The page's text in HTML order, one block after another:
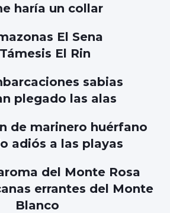
haría un collar
El Sena
El Rin
sabias
plegado las alas
de marinero huérfano
adiós a las playas
del Monte Rosa
errantes del Monte
Blanco